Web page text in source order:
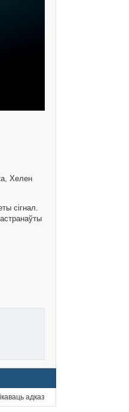
Хелен
сігнал.
адказ